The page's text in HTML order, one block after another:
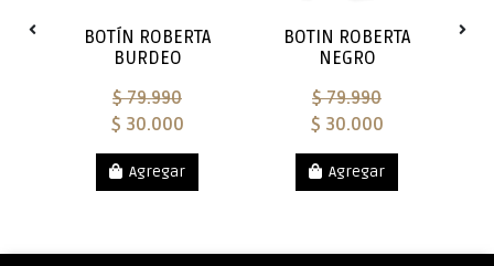
BOTÍN ROBERTA
BURDEO
$ 79.990
$ 30.000
Agregar
BOTIN ROBERTA
NEGRO
$ 79.990
$ 30.000
Agregar